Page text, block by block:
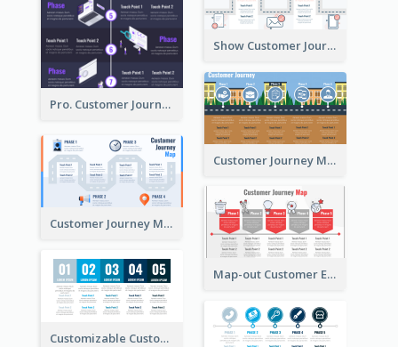
Pro. Customer Journey Map Template
Show Customer Journey with CJM
Customer Journey Map for Real Estate
Customer Journey Map with a Road
Map-out Customer Experience with CJM Template
Customizable Customer Journey Map Template